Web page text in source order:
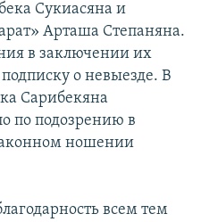
Сукиасяна и
Арташа Степаняна.
в заключении их
о невыезде. В
Сарибекяна
по подозрению в
ношении
всем тем